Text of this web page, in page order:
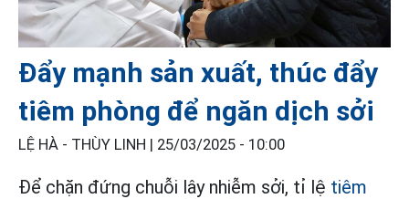
Đẩy mạnh sản xuất, thúc đẩy
tiêm phòng để ngăn dịch sởi
LỆ HÀ - THÙY LINH | 25/03/2025 - 10:00
Để chặn đứng chuỗi lây nhiễm sởi, tỉ lệ tiêm